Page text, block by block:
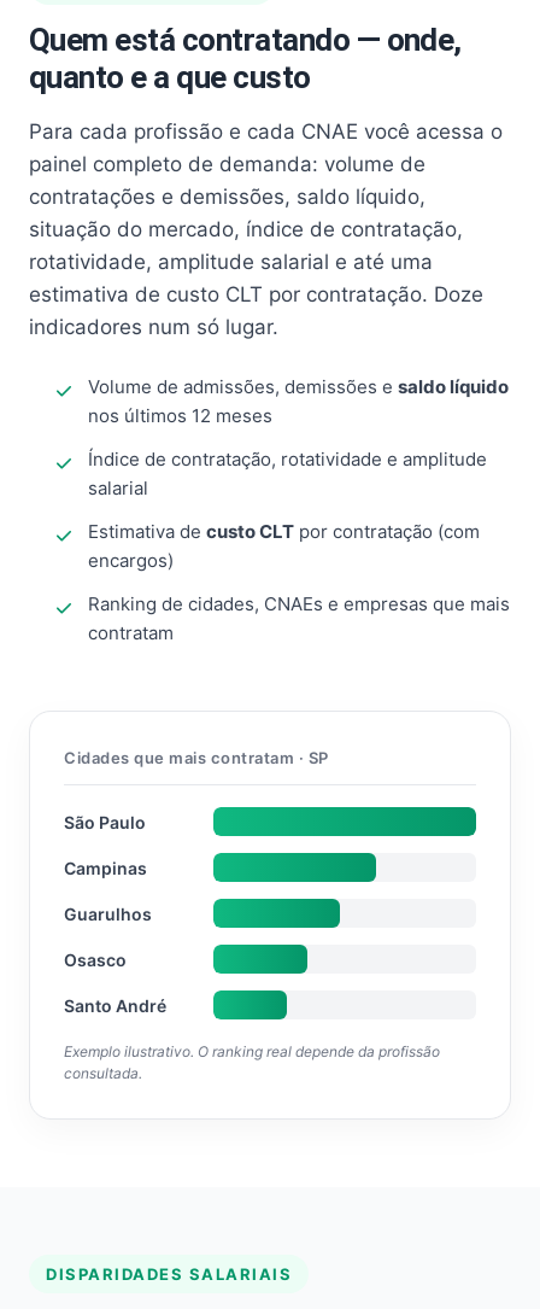
Quem está contratando — onde,
quanto e a que custo
Para cada profissão e cada CNAE você acessa o
painel completo de demanda: volume de
contratações e demissões, saldo líquido,
situação do mercado, índice de contratação,
rotatividade, amplitude salarial e até uma
estimativa de custo CLT por contratação. Doze
indicadores num só lugar.
Volume de admissões, demissões e saldo líquido
nos últimos 12 meses
Índice de contratação, rotatividade e amplitude
salarial
Estimativa de custo CLT por contratação (com
encargos)
Ranking de cidades, CNAEs e empresas que mais
contratam
Cidades que mais contratam · SP
São Paulo
Campinas
Guarulhos
Osasco
Santo André
Exemplo ilustrativo. O ranking real depende da profissão
consultada.
DISPARIDADES SALARIAIS